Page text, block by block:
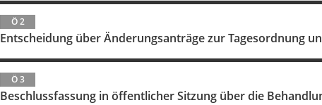
Ö 2
Entscheidung über Änderungsanträge zur Tagesordnung
Ö 3
Beschlussfassung in öffentlicher Sitzung über die